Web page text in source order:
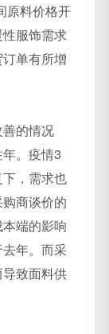
原料价格开
服饰需求
单有所增
的情况
。疫情3
，需求也
商谈价的
端的影响
年。而采
致面料供